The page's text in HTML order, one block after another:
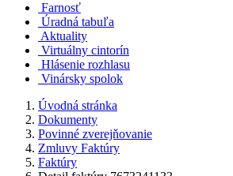
Farnosť
Úradná tabuľa
Aktuality
Virtuálny cintorín
Hlásenie rozhlasu
Vinársky spolok
Úvodná stránka
Dokumenty
Povinné zverejňovanie
Zmluvy Faktúry
Faktúry